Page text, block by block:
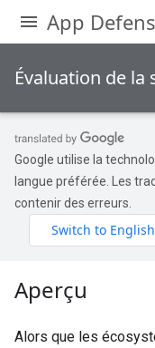
App
Évaluation de la
Google utilise la
langue préférée. Les
contenir des erreurs.
Aperçu
Alors que les